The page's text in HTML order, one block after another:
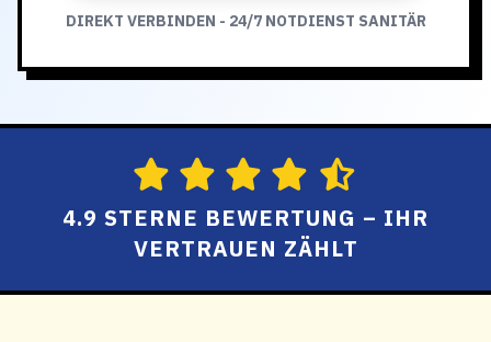
DIREKT VERBINDEN - 24/7 NOTDIENST SANITÄR
4.9 STERNE BEWERTUNG – IHR
VERTRAUEN ZÄHLT